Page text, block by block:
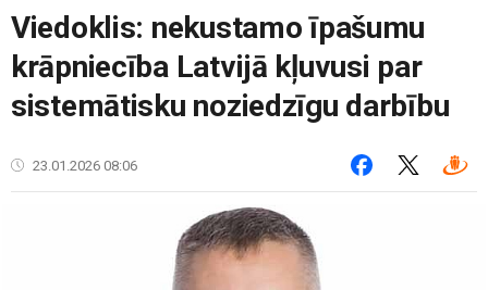
Viedoklis: nekustamo īpašumu
krāpniecība Latvijā kļuvusi par
sistemātisku noziedzīgu darbību
23.01.2026 08:06